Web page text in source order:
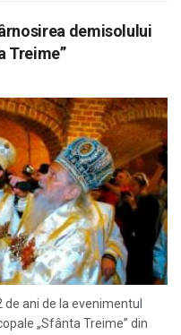
demisolului
Treime”
ani de la evenimentul
„Sfânta Treime” din